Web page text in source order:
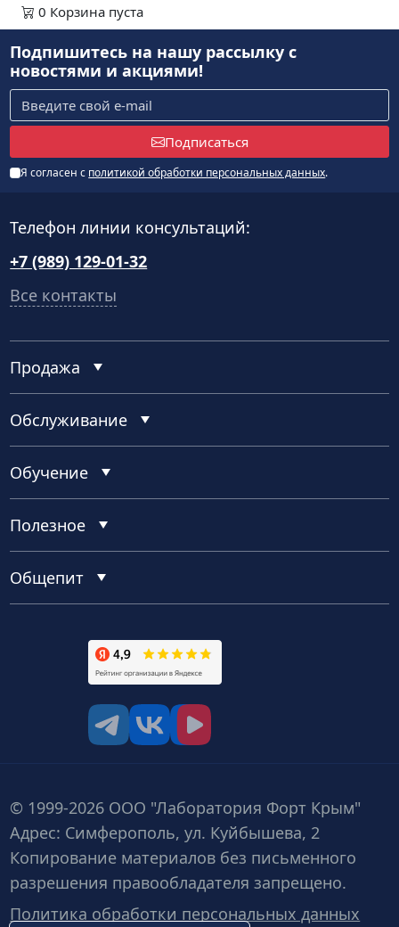
0 Корзина пуста
Подпишитесь на нашу рассылкус
новостями и акциями!
Подписаться
Я согласен с политикой обработки персональных данных.
Телефон линии консультаций:
+7 (989) 129-01-32
Все контакты
Продажа
Обслуживание
Обучение
Полезное
Общепит
© 1999-2026 ООО "Лаборатория Форт Крым"
Адрес: Симферополь, ул. Куйбышева, 2
Копирование материалов без письменного
разрешения правообладателя запрещено.
Политика обработки персональных данных